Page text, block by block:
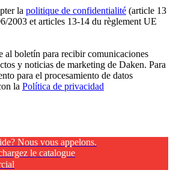
la politique de confidentialité (article 13
2003 et articles 13-14 du règlement UE
al boletín para recibir comunicaciones
y noticias de marketing de Daken. Para
para el procesamiento de datos
la Política de privacidad
Nous vous appelons.
le catalogue